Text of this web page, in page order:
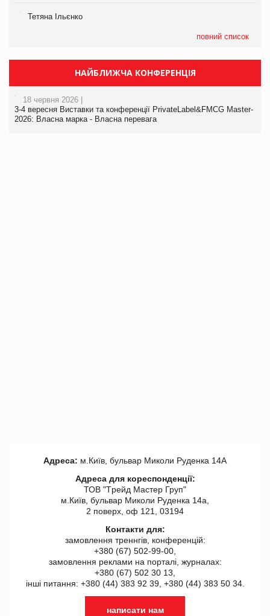
Тетяна Ільєнко
повний список
НАЙБЛИЖЧА КОНФЕРЕНЦІЯ
18 червня 2026 |
3-4 вересня Виставки та конференції PrivateLabel&FMCG Master-
2026: Власна марка - Власна перевага
Адреса: м.Київ, бульвар Миколи Руденка 14А
Адреса для кореспонденції:
ТОВ "Tрейд Мастер Груп"
м.Київ, бульвар Миколи Руденка 14а,
2 поверх, оф 121, 03194
Контакти для:
замовлення треннгів, конференцій:
+380 (67) 502-99-00,
замовлення реклами на порталі, журналах:
+380 (67) 502 30 13,
інші питання: +380 (44) 383 92 39, +380 (44) 383 50 34.
написати нам